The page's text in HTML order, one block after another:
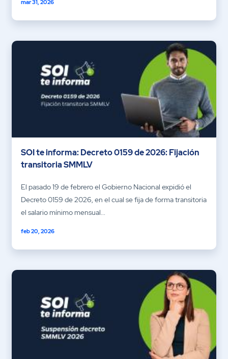
mar 31, 2026
SOI te informa: Decreto 0159 de 2026: Fijación
transitoria SMMLV
El pasado 19 de febrero el Gobierno Nacional expidió el
Decreto 0159 de 2026, en el cual se fija de forma transitoria
el salario mínimo mensual...
feb 20, 2026